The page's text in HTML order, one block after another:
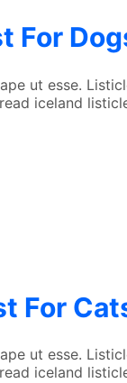
For
ut esse.
iceland
For
ut esse.
iceland